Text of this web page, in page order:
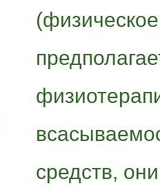
средств,